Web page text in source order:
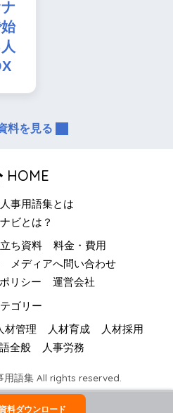
料を見る
HOME
事用語集とは
ビとは？
ち資料
料金・費用
メディアへ問い合わせ
リシー
運営会社
ゴリー
材管理 人材育成
人材採用
全般
人事労務
語集 All rights reserved.
料ダウンロード